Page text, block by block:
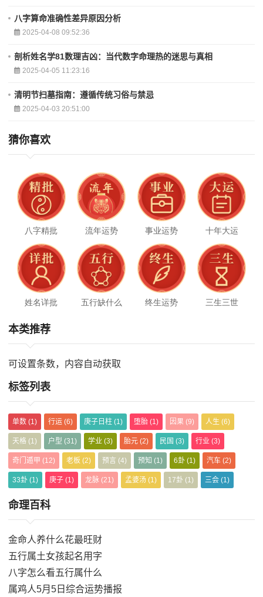
八字算命准确性差异原因分析
2025-04-08 09:52:36
剖析姓名学81数理吉凶：当代数字命理热的迷思与真相
2025-04-05 11:23:16
清明节扫墓指南：遵循传统习俗与禁忌
2025-04-03 20:51:00
猜你喜欢
八字精批 流年运势 事业运势 十年大运
姓名详批 五行缺什么 终生运势 三生三世
本类推荐
可设置条数，内容自动获取
标签列表
单数 (1) 行运 (6) 庚子日柱 (1) 堕胎 (1) 因果 (9) 人生 (6)
天格 (1) 户型 (31) 学业 (3) 胎元 (2) 民国 (3) 行业 (3)
奇门遁甲 (12) 老板 (2) 预言 (4) 预知 (1) 6卦 (1) 汽车 (2)
33卦 (1) 庚子 (1) 龙脉 (21) 孟婆汤 (1) 17卦 (1) 三会 (1)
命理百科
金命人养什么花最旺财
五行属土女孩起名用字
八字怎么看五行属什么
属鸡人5月5日综合运势播报